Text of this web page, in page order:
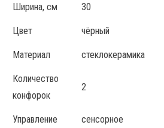
Ширина, см 30
Цвет чёрный
Материал стеклокерамика
Количество
конфорок
2
Управление сенсорное